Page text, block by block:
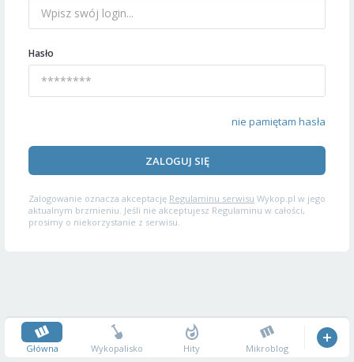
Hasło
nie pamiętam hasła
ZALOGUJ SIĘ
Zalogowanie oznacza akceptację Regulaminu serwisu Wykop.pl w jego
aktualnym brzmieniu. Jeśli nie akceptujesz Regulaminu w całości,
prosimy o niekorzystanie z serwisu.
Główna Wykopalisko Hity Mikroblog